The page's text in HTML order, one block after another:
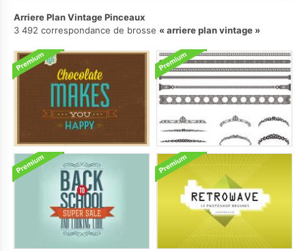
Arriere Plan Vintage Pinceaux
3 492 correspondance de brosse
arriere plan vintage